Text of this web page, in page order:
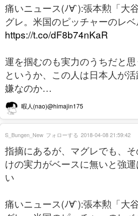
痛いニュース(ﾉ∀`):張本勲「大
グレ。米国のピッチャーのレベ
https://t.co/dF8b74nKaR
運を掴むのも実力のうちだと
というか、この人は日本人が
嫌なのか…
暇人(nao)@himajin175
指摘にあるが、マグレでも、
けの実力がベースに無いと強
い
痛いニュース(ﾉ∀`):張本勲「大
S_Bungen_New フォローする 2018-04-08 21:59:42